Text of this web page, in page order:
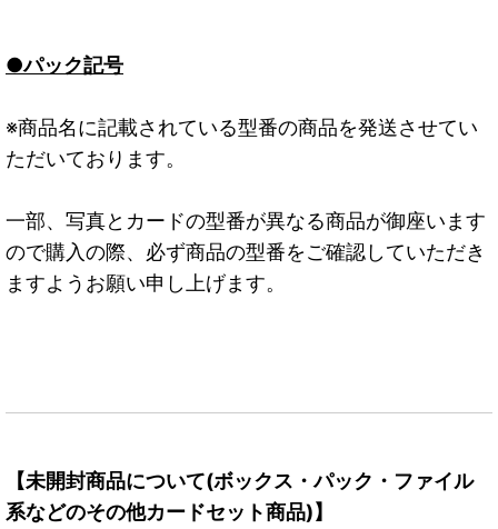
●パック記号
※商品名に記載されている型番の商品を発送させてい
ただいております。
一部、写真とカードの型番が異なる商品が御座います
ので購入の際、必ず商品の型番をご確認していただき
ますようお願い申し上げます。
【未開封商品について(ボックス・パック・ファイル
系などのその他カードセット商品)】